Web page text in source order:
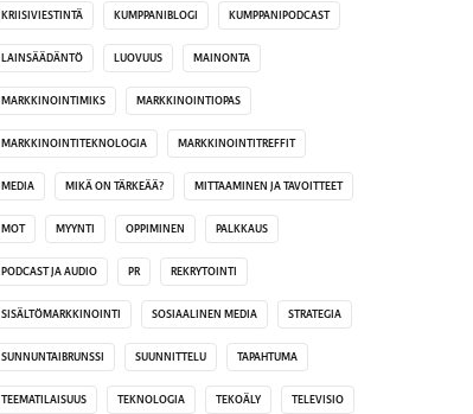
KRIISIVIESTINTÄ KUMPPANIBLOGI KUMPPANIPODCAST
LAINSÄÄDÄNTÖ LUOVUUS MAINONTA
MARKKINOINTIMIKS MARKKINOINTIOPAS
MARKKINOINTITEKNOLOGIA MARKKINOINTITREFFIT
MEDIA MIKÄ ON TÄRKEÄÄ? MITTAAMINEN JA TAVOITTEET
MOT MYYNTI OPPIMINEN PALKKAUS
PODCAST JA AUDIO PR REKRYTOINTI
SISÄLTÖMARKKINOINTI SOSIAALINEN MEDIA STRATEGIA
SUNNUNTAIBRUNSSI SUUNNITTELU TAPAHTUMA
TEEMATILAISUUS TEKNOLOGIA TEKOÄLY TELEVISIO